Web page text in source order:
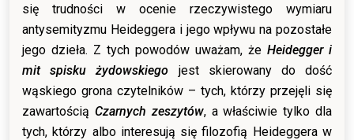
się trudności w ocenie rzeczywistego wymiaru
antysemityzmu Heideggera i jego wpływu na pozostałe
jego dzieła. Z tych powodów uważam, że Heidegger i
mit spisku żydowskiego jest skierowany do dość
wąskiego grona czytelników – tych, którzy przejęli się
zawartością Czarnych zeszytów, a właściwie tylko dla
tych, którzy albo interesują się filozofią Heideggera w